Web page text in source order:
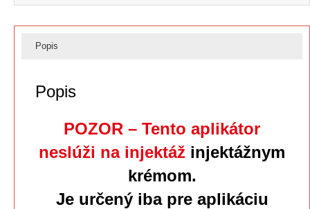
Popis
Popis
POZOR – Tento aplikátor
neslúži na injektáž injektážnym
krémom.
Je určený iba pre aplikáciu